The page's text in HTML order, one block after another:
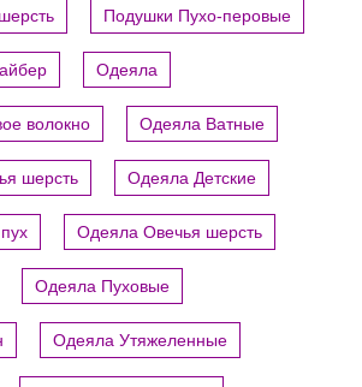
Подушки Пухо-перовые
Одеяла
волокно Одеяла Ватные
шерсть Одеяла Детские
Одеяла Овечья шерсть
Одеяла Пуховые
Одеяла Утяжеленные